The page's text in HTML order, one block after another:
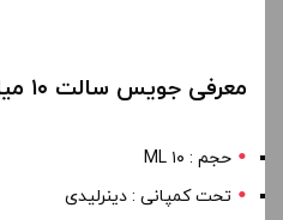
معرفی جویس سالت ۱۰ میل دینر لیدی
حجم : ۱۰ ML
تحت کمپانی : دینرلیدی